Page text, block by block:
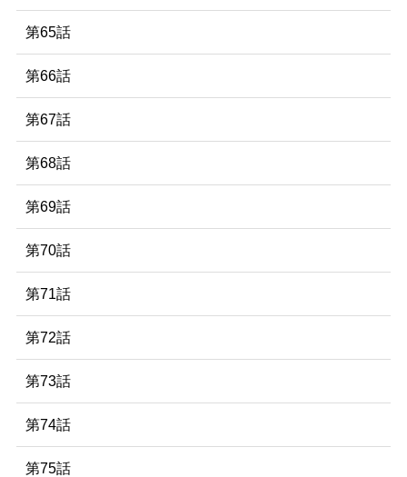
第65話
第66話
第67話
第68話
第69話
第70話
第71話
第72話
第73話
第74話
第75話